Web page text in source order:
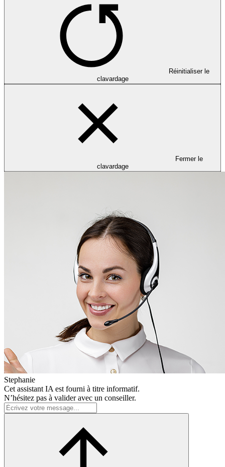
Réinitialiser le
clavardage
Fermer le
clavardage
Stephanie
Cet assistant IA est fourni à titre informatif.
N’hésitez pas à valider avec un conseiller.